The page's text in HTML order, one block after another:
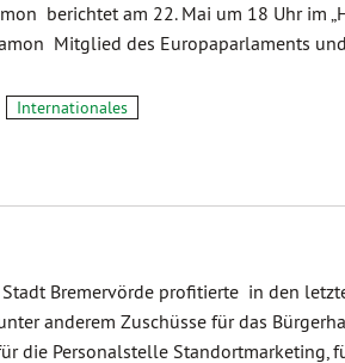
berichtet am 22. Mai um 18 Uhr im
Mitglied des Europaparlaments
Internationales
Bremervörde profitierte in den
anderem Zuschüsse für das
die Personalstelle Standortmarketing,